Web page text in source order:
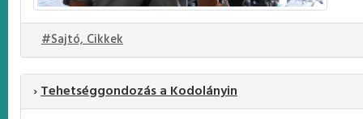
#Sajtó, Cikkek
›Tehetséggondozás a Kodolányin